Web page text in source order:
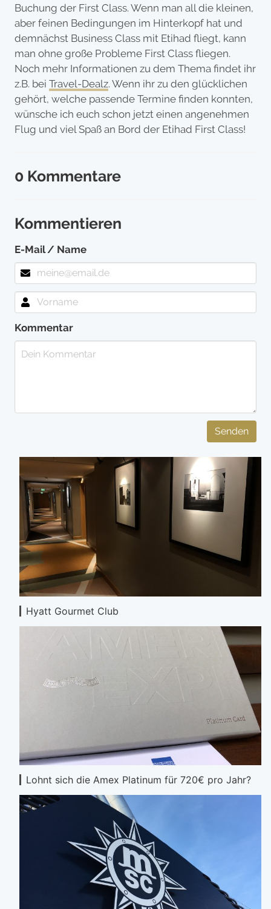
Buchung der First Class. Wenn man all die kleinen,
aber feinen Bedingungen im Hinterkopf hat und
demnächst Business Class mit Etihad fliegt, kann
man ohne große Probleme First Class fliegen.
Noch mehr Informationen zu dem Thema findet ihr
z.B. bei Travel-Dealz. Wenn ihr zu den glücklichen
gehört, welche passende Termine finden konnten,
wünsche ich euch schon jetzt einen angenehmen
Flug und viel Spaß an Bord der Etihad First Class!
0 Kommentare
Kommentieren
E-Mail / Name
Kommentar
Senden
Hyatt Gourmet Club
Lohnt sich die Amex Platinum für 720€ pro Jahr?